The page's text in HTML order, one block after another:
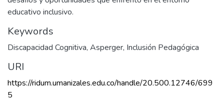
educativo inclusivo.
Keywords
Discapacidad Cognitiva, Asperger, Inclusión Pedagógica
URI
https://ridum.umanizales.edu.co/handle/20.500.12746/699
5